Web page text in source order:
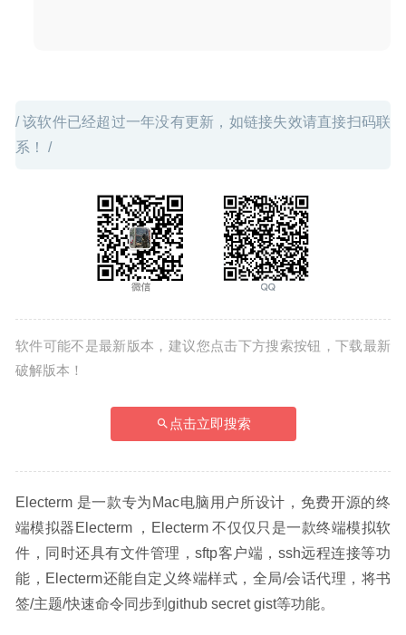
/ 该软件已经超过一年没有更新，如链接失效请直接扫码联
系！ /
软件可能不是最新版本，建议您点击下方搜索按钮，下载最新
破解版本！
点击立即搜索
Electerm 是一款专为Mac电脑用户所设计，免费开源的终
端模拟器Electerm ，Electerm 不仅仅只是一款终端模拟软
件，同时还具有文件管理，sftp客户端，ssh远程连接等功
能，Electerm还能自定义终端样式，全局/会话代理，将书
签/主题/快速命令同步到github secret gist等功能。